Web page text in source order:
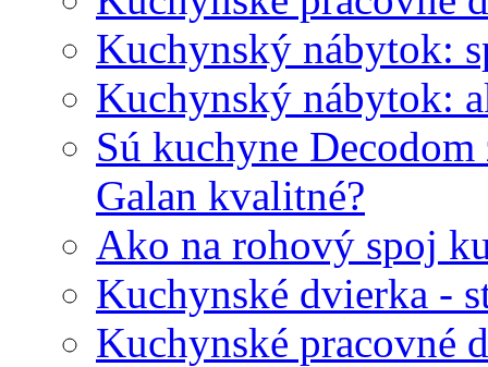
Kuchynský nábytok:
Kuchynský nábytok:
Sú kuchyne
Galan kvalitné?
Ako na rohový spoj
Kuchynské dvierka -
Kuchynské pracovné